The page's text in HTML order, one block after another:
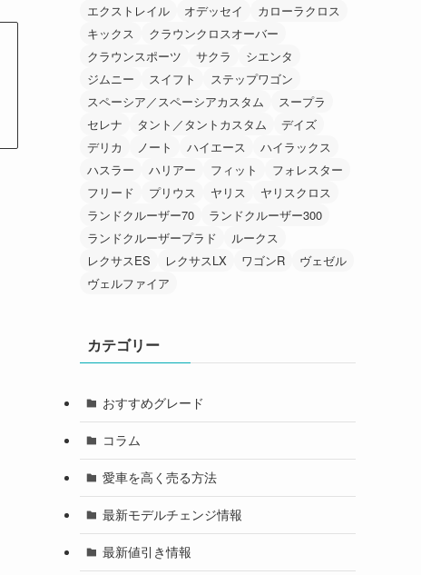
エクストレイル
オデッセイ
カローラクロス
キックス
クラウンクロスオーバー
クラウンスポーツ
サクラ
シエンタ
ジムニー
スイフト
ステップワゴン
スペーシア／スペーシアカスタム
スープラ
セレナ
タント／タントカスタム
デイズ
デリカ
ノート ハイエース
ハイラックス
ハスラー
ハリアー フィット
フォレスター
フリード
プリウス ヤリス
ヤリスクロス
ランドクルーザー70
ランドクルーザー300
ランドクルーザープラド
ルークス
レクサスES
レクサスLX ワゴンR
ヴェゼル
ヴェルファイア
カテゴリー
おすすめグレード
コラム
愛車を高く売る方法
最新モデルチェンジ情報
最新値引き情報